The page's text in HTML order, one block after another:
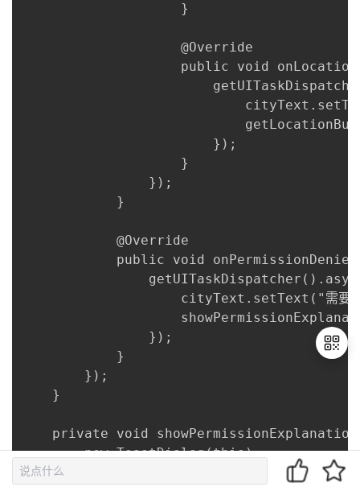
                    }
                    @Override
public void
                        });
                    }
                });
            }
            @Override
public void
cityText.setText("需要位
                });
            }
        });
    }
private void
        new ToastDialog(this)
            .setText("请前往设置开启位置权限")